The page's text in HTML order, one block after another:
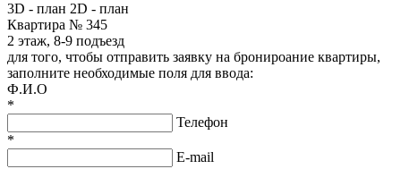
3D - план 2D - план
Квартира № 345
2 этаж, 8-9 подъезд
для того, чтобы отправить заявку на бронироание квартиры,
заполните необходимые поля для ввода:
Ф.И.О
*
Телефон
*
E-mail